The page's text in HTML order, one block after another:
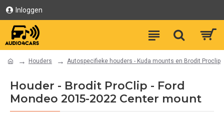
Inloggen
Houders Autospecifieke houders - Kuda mounts en Brodit Proclip
Houder - Brodit ProClip - Ford
Mondeo 2015-2022 Center mount